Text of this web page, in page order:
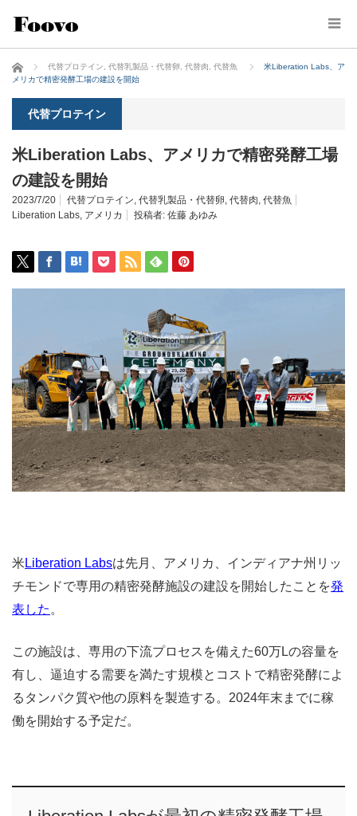
ホーム 代替プロテイン 代替乳製品・代替卵 代替肉 代替魚
米Liberation Labs、ア
メリカで精密発酵工場の建設を開始
代替プロテイン
米Liberation Labs、アメリカで精密発酵工場
の建設を開始
2023/7/20 代替プロテイン, 代替乳製品・代替卵, 代替肉, 代替魚
Liberation Labs, アメリカ 投稿者: 佐藤 あゆみ
米 Liberation Labsは先月、アメリカ、インディアナ州リッ
チモンドで専用の精密発酵施設の建設を開始したことを発
表した 。
この施設は、専用の下流プロセスを備えた60万Lの容量を
有し、逼迫する需要を満たす規模とコストで精密発酵によ
るタンパク質や他の原料を製造する。2024年末までに稼
働を開始する予定だ。